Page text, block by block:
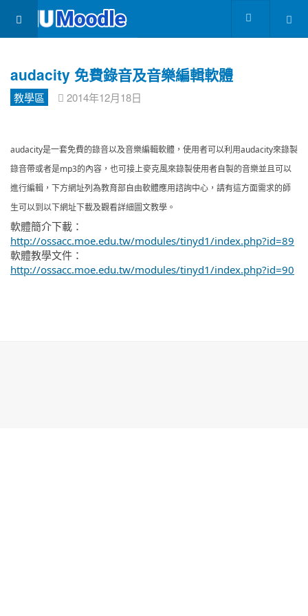
audacity 免費錄音及音樂編輯軟體
教學區 2014年12月18日
audacity是一套免費的錄音以及音樂編輯軟體，使用者可以利用audacity來錄製
錄音帶或者是mp3的內容，也可接上麥克風來錄製使用者自製的音樂並且可以
進行編輯，下方網址列為教育部自由軟體應用諮詢中心，請有這方面需求的師
生可以到以下網址下載及觀看詳細圖文教學。
軟體簡介下載：
http://ossacc.moe.edu.tw/modules/tinyd1/index.php?id=89
軟體教學文件：
http://ossacc.moe.edu.tw/modules/tinyd1/index.php?id=90